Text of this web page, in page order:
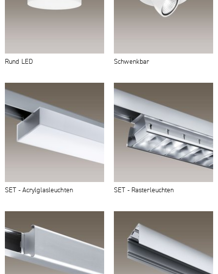
Rund LED Schwenkbar
SET - Acryl­glasleuchten SET - Rasterleuchten